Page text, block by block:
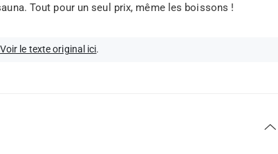
Tout pour un seul prix, même les boissons !
Voir le texte original ici.